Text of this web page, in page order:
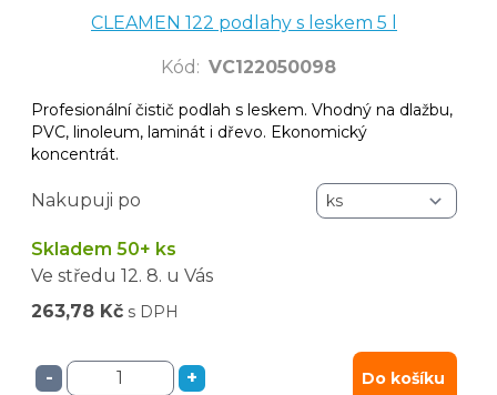
CLEAMEN 122 podlahy s leskem 5 l
Kód : VC122050098
Profesionální čistič podlah s leskem. Vhodný na dlažbu,
PVC, linoleum, laminát i dřevo. Ekonomický
koncentrát.
Nakupuji po
Skladem 50+ ks
Ve středu 12. 8. u Vás
263,78 Kč s DPH
- + Do košíku